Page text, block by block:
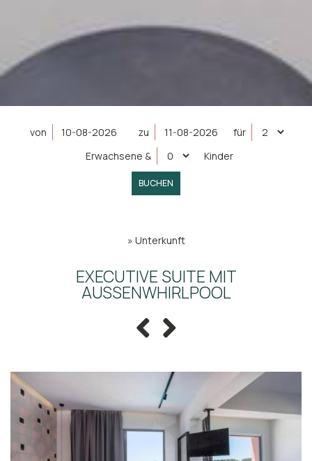
von zu
für
Erwachsene & Kinder
BUCHEN
» Unterkunft
EXECUTIVE SUITE MIT
AUSSENWHIRLPOOL